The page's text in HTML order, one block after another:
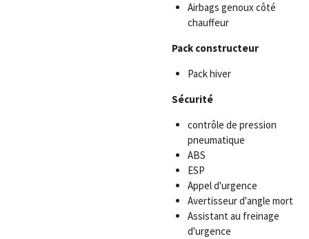
Airbags genoux côté
chauffeur
Pack constructeur
Pack hiver
Sécurité
contrôle de pression
pneumatique
ABS
ESP
Appel d'urgence
Avertisseur d'angle mort
Assistant au freinage
d'urgence